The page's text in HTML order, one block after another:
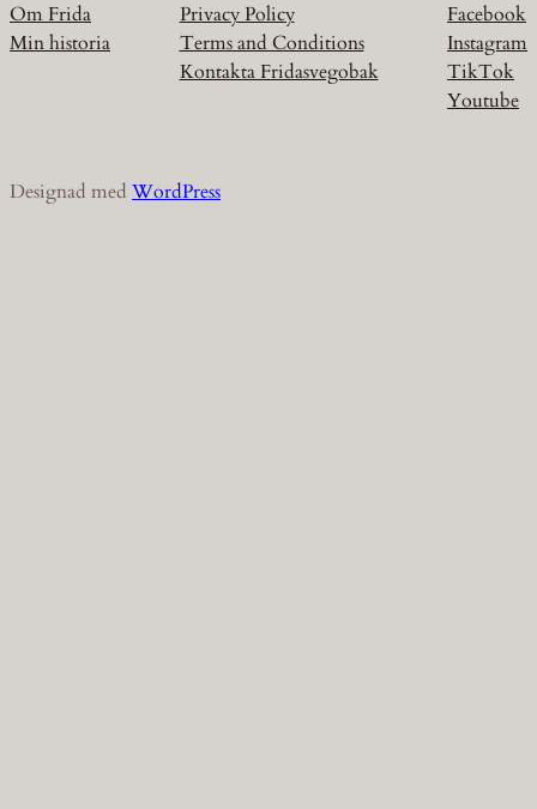
Om Frida
Min historia
Privacy Policy
Terms and Conditions
Kontakta Fridasvegobak
Facebook
Instagram
TikTok
Youtube
Designad med WordPress